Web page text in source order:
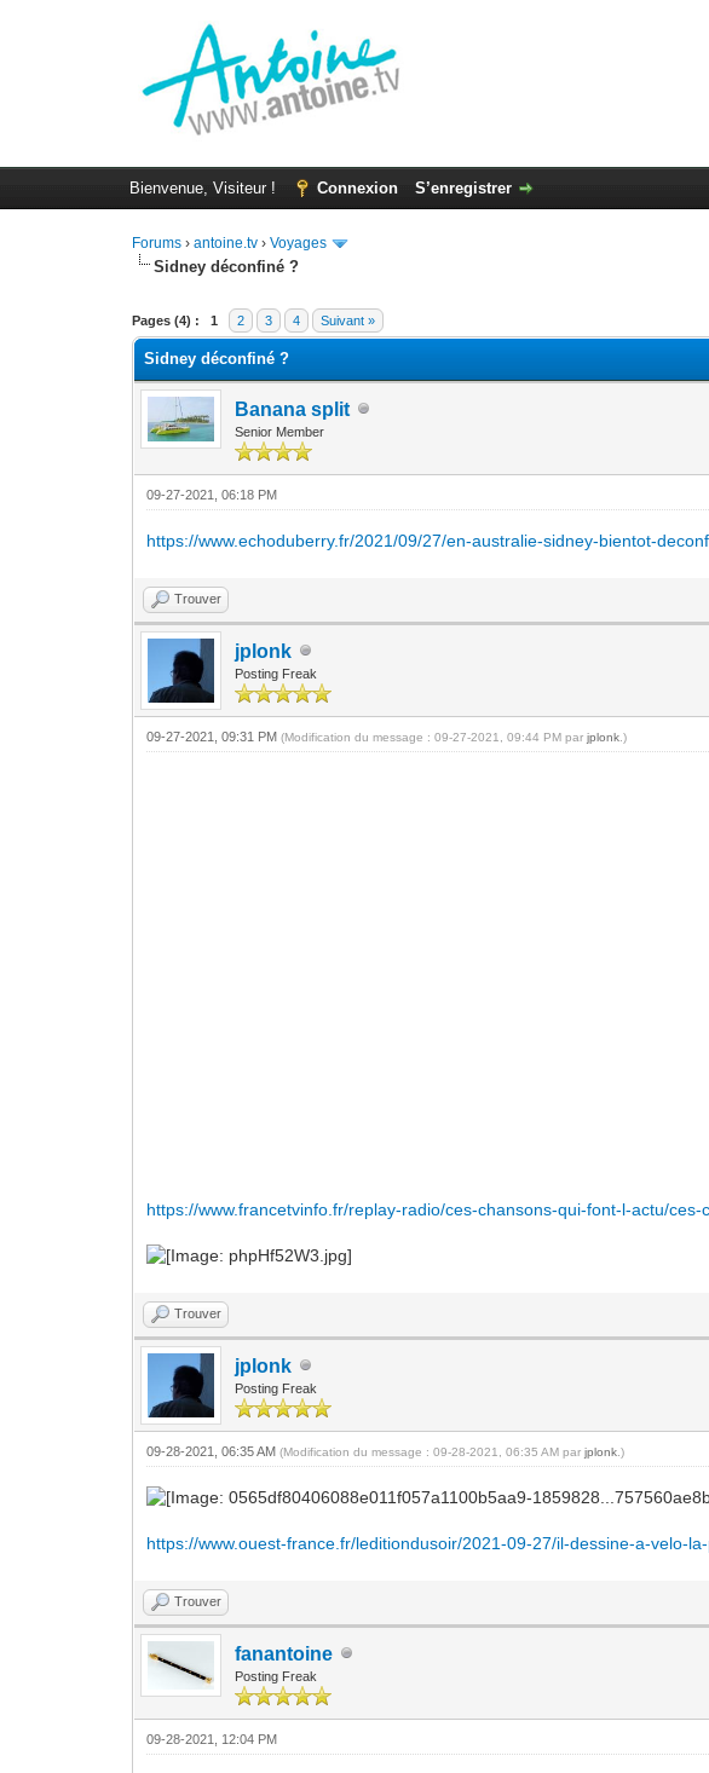
Bienvenue, Visiteur ! Connexion S’enregistrer
Forums ›antoine.tv ›Voyages
Sidney déconfiné ?
Pages (4) : 1 2 3 4 Suivant »
Moyenne : 5 (1 vote(s))
1
2
3
4
5
Sidney déconfiné ?
Banana split
Senior Member
09-27-2021, 06:18 PM
https://www.echoduberry.fr/2021/09/27/en-australie-sidney-bientot-
Trouver
jplonk
Posting Freak
09-27-2021, 09:31 PM(Modification du message : 09-27-2021, 09:44 PM parjplonk .)
https://www.francetvinfo.fr/replay-radio/ces-chansons-qui-font-l-actu/
Trouver
jplonk
Posting Freak
09-28-2021, 06:35 AM(Modification du message : 09-28-2021, 06:35 AM parjplonk .)
https://www.ouest-france.fr/leditiondusoir/2021-09-27/il-dessine-a-velo-
Trouver
fanantoine
Posting Freak
09-28-2021, 12:04 PM